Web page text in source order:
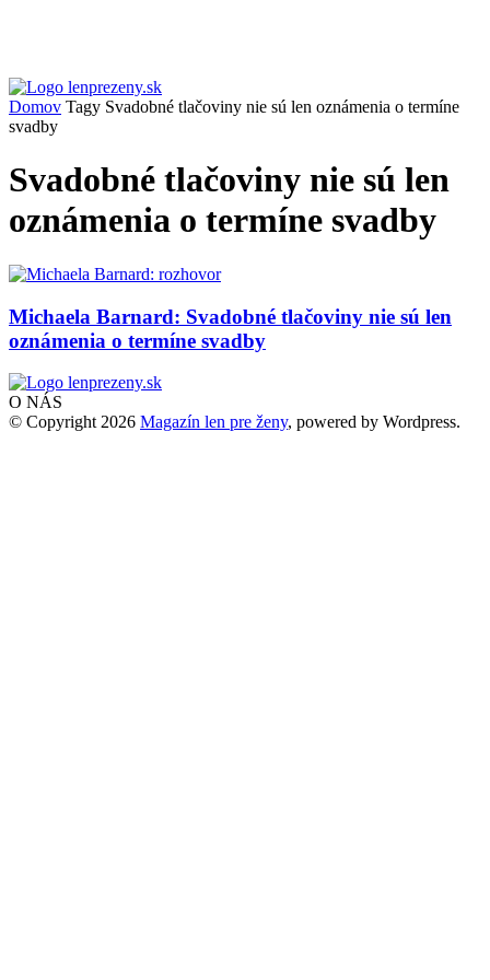
Domov Tagy Svadobné tlačoviny nie sú len oznámenia o termíne
svadby
Svadobné tlačoviny nie sú len
oznámenia o termíne svadby
Michaela Barnard: Svadobné tlačoviny nie sú len
oznámenia o termíne svadby
O NÁS
© Copyright 2026 Magazín len pre ženy, powered by Wordpress.